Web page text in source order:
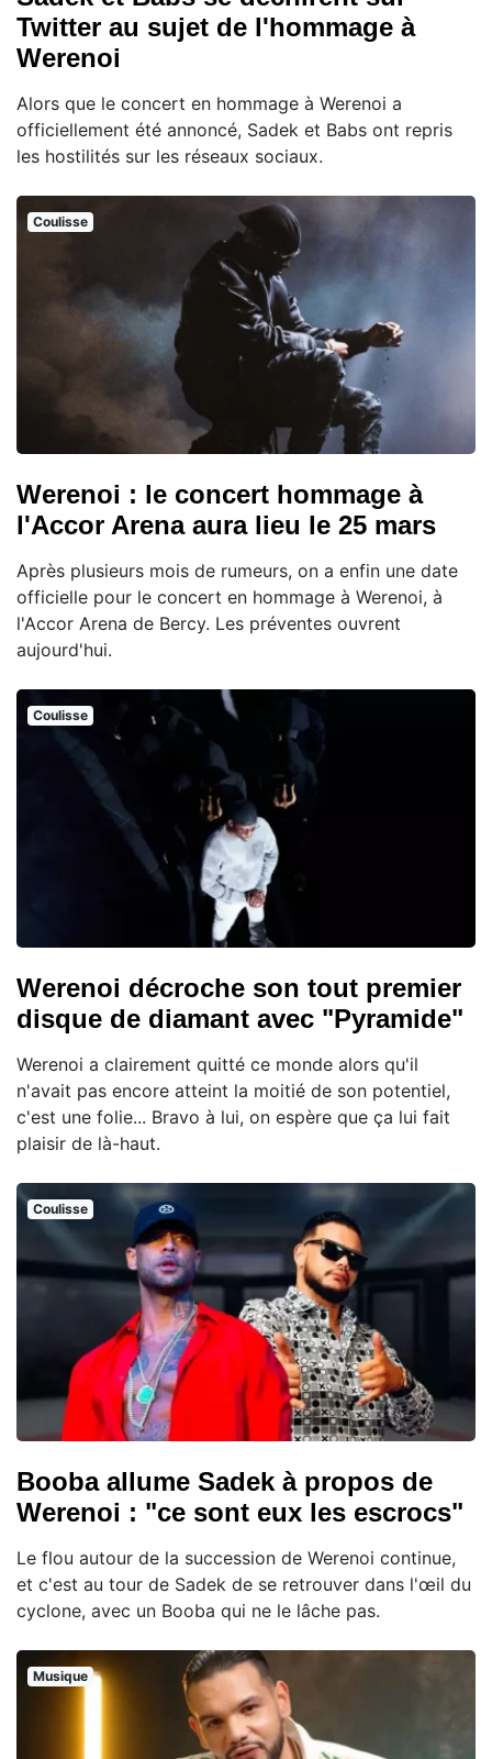
Twitter au sujet de l'hommage à
Werenoi
Alors que le concert en hommage à Werenoi a
officiellement été annoncé, Sadek et Babs ont repris
les hostilités sur les réseaux sociaux.
Coulisse
Werenoi : le concert hommage à
l'Accor Arena aura lieu le 25 mars
Après plusieurs mois de rumeurs, on a enfin une date
officielle pour le concert en hommage à Werenoi, à
l'Accor Arena de Bercy. Les préventes ouvrent
aujourd'hui.
Coulisse
Werenoi décroche son tout premier
disque de diamant avec "Pyramide"
Werenoi a clairement quitté ce monde alors qu'il
n'avait pas encore atteint la moitié de son potentiel,
c'est une folie... Bravo à lui, on espère que ça lui fait
plaisir de là-haut.
Coulisse
Booba allume Sadek à propos de
Werenoi : "ce sont eux les escrocs"
Le flou autour de la succession de Werenoi continue,
et c'est au tour de Sadek de se retrouver dans l'œil du
cyclone, avec un Booba qui ne le lâche pas.
Musique